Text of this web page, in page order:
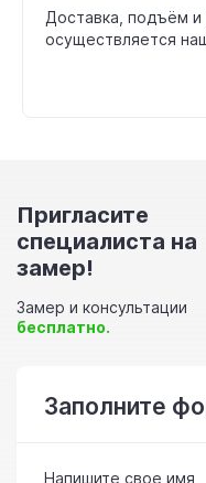
Доставка, подъём и
осуществляется
Пригласите
специалиста на
замер!
Замер и консультации
бесплатно.
Заполните
Напишите свое имя